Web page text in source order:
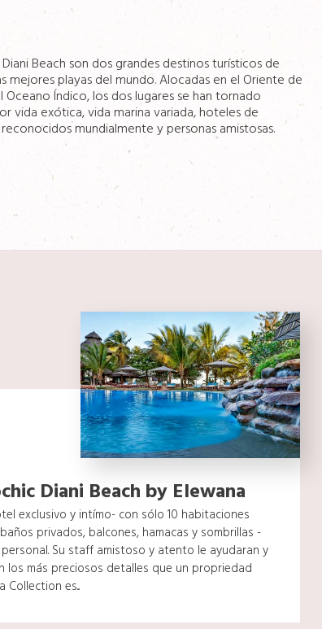
Beach son dos grandes destinos turísticos de
mejores playas del mundo. Alocadas en el Oriente de
Oceano Índico, los dos lugares se han tornado
vida exótica, vida marina variada, hoteles de
mundialmente y personas amistosas.
Diani Beach by Elewana
exclusivo y intímo- con sólo 10 habitaciones
privados, balcones, hamacas y sombrillas -
Su staff amistoso y atento le ayudaran y
los más preciosos detalles que un propriedad
Collection es...